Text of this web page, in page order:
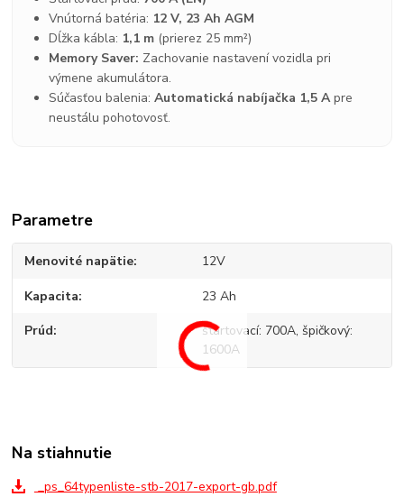
Vnútorná batéria: 12 V, 23 Ah AGM
Dĺžka kábla: 1,1 m (prierez 25 mm²)
Memory Saver: Zachovanie nastavení vozidla pri
výmene akumulátora.
Súčasťou balenia:Automatická nabíjačka 1,5 Apre
neustálu pohotovosť.
Parametre
Menovité napätie 12V
Kapacita 23 Ah
Prúd
štartovací: 700A, špičkový:
1600A
Na stiahnutie
_ps_64typenliste-stb-2017-export-gb.pdf